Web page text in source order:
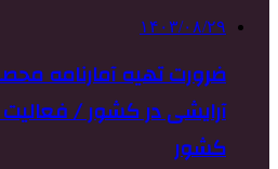
۱۴۰۳/۰۸/۲۹
ضرورت تهیه آمارنامه
کشور